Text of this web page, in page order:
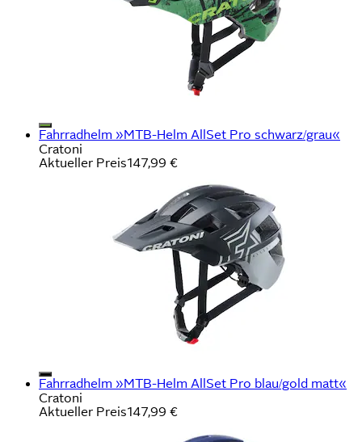
Fahrradhelm »MTB-Helm AllSet Pro schwarz/grau«
Cratoni
Aktueller Preis147,99 €
Fahrradhelm »MTB-Helm AllSet Pro blau/gold matt«
Cratoni
Aktueller Preis147,99 €